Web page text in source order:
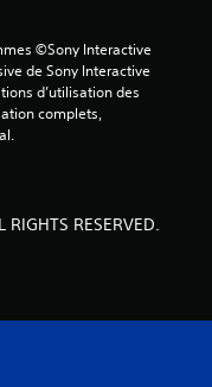
i
s
©Sony Interactive
de Sony Interactive
d’utilisation des
complets,
RESERVED.